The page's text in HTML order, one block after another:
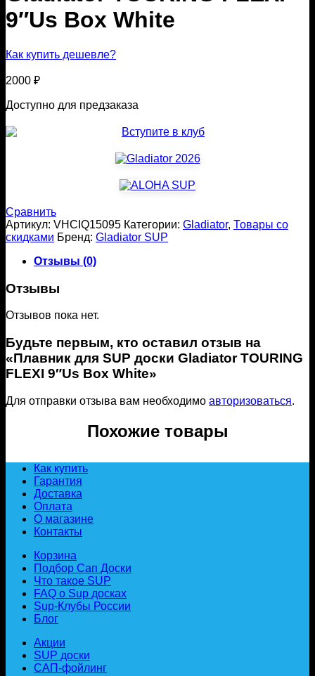
9″Us Box White
Как купить дешевле?
2000 ₽
Доступно для предзаказа
Сравнить
Артикул: VHCIQ15095 Категории: Gladiator, Товары со
скидками Бренд: Gladiator SUP
Отзывы (0)
Отзывы
Отзывов пока нет.
Будьте первым, кто оставил отзыв на
«Плавник для SUP доски Gladiator TOURING
FLEXI 9″Us Box White»
Для отправки отзыва вам необходимо авторизоваться.
Похожие товары
Как купить
Гарантия
Доставка
Оплата
О магазине
Контакты
Корзина
Подбор Сап Доски
Что такое SUP
FAQ о Sup досках
Sup-Клубы России
Блог
Акции
SUP доски
САП-фойлинг